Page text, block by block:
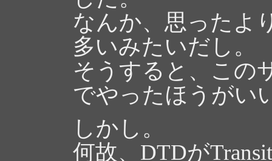
なんか、思ったよ
多いみたいだし。
そうすると、この
でやったほうがい
しかし。
何故、DTDが